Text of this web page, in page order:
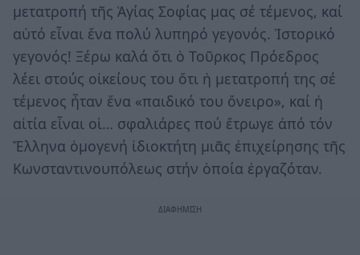
μετατροπή τῆς Ἁγίας Σοφίας μας σέ τέμενος, καί
αὐτό εἶναι ἕνα πολύ λυπηρό γεγονός. Ἱστορικό
γεγονός! Ξέρω καλά ὅτι ὁ Τοῦρκος Πρόεδρος
λέει στούς οἰκείους του ὅτι ἡ μετατροπή της σέ
τέμενος ἦταν ἕνα «παιδικό του ὄνειρο», καί ἡ
αἰτία εἶναι οἱ… σφαλιάρες πού ἔτρωγε ἀπό τόν
Ἕλληνα ὁμογενή ἰδιοκτήτη μιᾶς ἐπιχείρησης τῆς
Κωνσταντινουπόλεως στήν ὁποία ἐργαζόταν.